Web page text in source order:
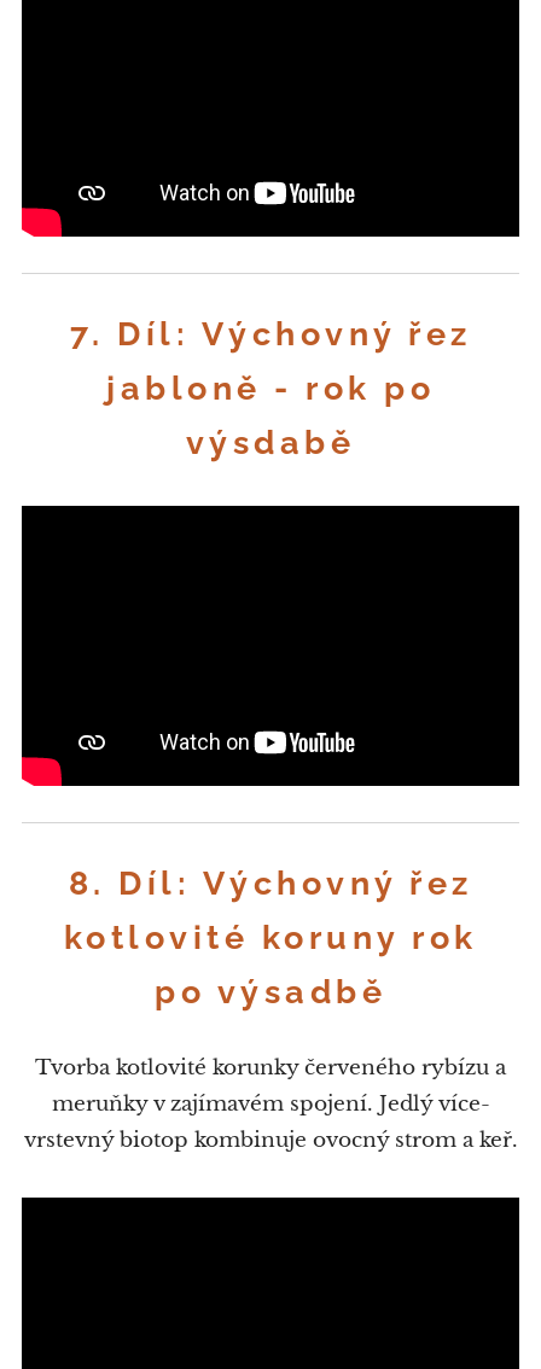
7. Díl: Výchovný řez
jabloně - rok po
výsdabě
8. Díl: Výchovný řez
kotlovité koruny rok
po výsadbě
Tvorba kotlovité korunky červeného rybízu a
meruňky v zajímavém spojení. Jedlý více-
vrstevný biotop kombinuje ovocný strom a keř.